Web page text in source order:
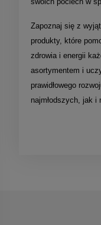
Zapoznaj się z
produkty, które
zdrowia i energii
asortymentem i
prawidłowego
najmłodszych, jak i